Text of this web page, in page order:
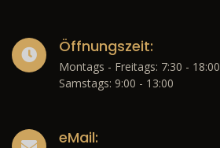
Öffnungszeit:
Montags - Freitags: 7:30 - 18:00
Samstags: 9:00 - 13:00
eMail: